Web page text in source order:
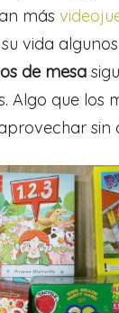
más
vida
de mesa
Algo que los
sin